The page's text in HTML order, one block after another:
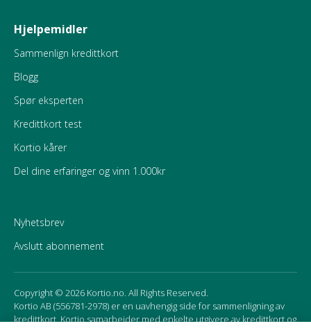
Hjelpemidler
Sammenlign kredittkort
Blogg
Spør eksperten
Kredittkort test
Kortio kårer
Del dine erfaringer og vinn 1.000kr
Nyhetsbrev
Avslutt abonnement
Copyright © 2026 Kortio.no. All Rights Reserved.
Kortio AB (556781-2978) er en uavhengig side for sammenligning av
kredittkort. Kortio samarbeider med enkelte utgivere av kredittkort og